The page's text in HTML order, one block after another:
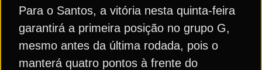
Para o Santos, a vitória nesta quinta-feira
garantirá a primeira posição no grupo G,
mesmo antes da última rodada, pois o
manterá quatro pontos à frente do